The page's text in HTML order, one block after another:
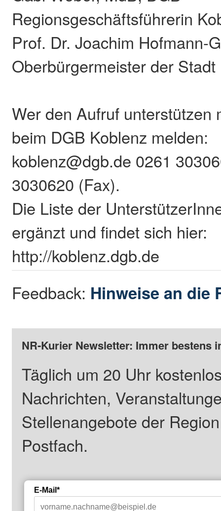
Regionsgeschäftsführerin
Prof. Dr. Joachim Hofmann-
Oberbürgermeister der Stadt
Wer den Aufruf unterstützen
beim DGB Koblenz melden:
koblenz@dgb.de 0261
3030620 (Fax).
Die Liste der
ergänzt und findet sich hier:
http://koblenz.dgb.de
Feedback: Hinweise an die
NR-Kurier Newsletter: Immer bestens
Täglich um 20 Uhr
Nachrichten,
Stellenangebote der
Postfach.
E-Mail*